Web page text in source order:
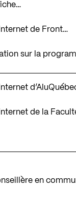
de Front…
sur la
de la
en